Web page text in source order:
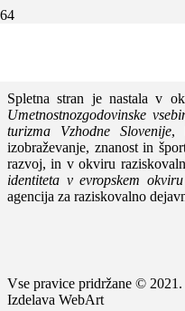
Spletna stran je nastala v
Umetnostnozgodovinske
turizma Vzhodne Slovenije,
izobraževanje, znanost in
razvoj, in v okviru
identiteta v evropskem okviru
agencija za raziskovalno
Vse pravice pridržane © 2021.
Izdelava WebArt